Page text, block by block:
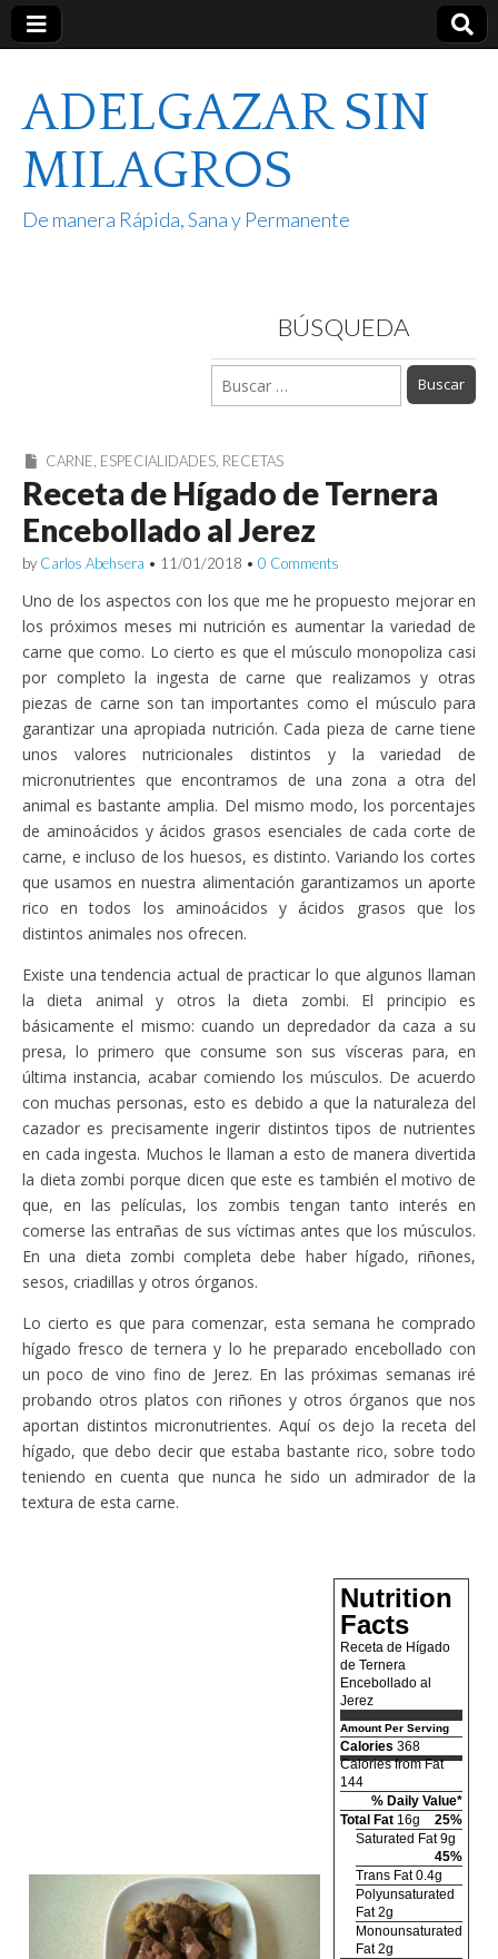
ADELGAZAR SIN
MILAGROS
De manera Rápida, Sana y Permanente
BÚSQUEDA
Buscar:
CARNE, ESPECIALIDADES, RECETAS
Receta de Hígado de Ternera
Encebollado al Jerez
by Carlos Abehsera • 11/01/2018 • 0 Comments
Uno de los aspectos con los que me he propuesto mejorar en
los próximos meses mi nutrición es aumentar la variedad de
carne que como. Lo cierto es que el músculo monopoliza casi
por completo la ingesta de carne que realizamos y otras
piezas de carne son tan importantes como el músculo para
garantizar una apropiada nutrición. Cada pieza de carne tiene
unos valores nutricionales distintos y la variedad de
micronutrientes que encontramos de una zona a otra del
animal es bastante amplia. Del mismo modo, los porcentajes
de aminoácidos y ácidos grasos esenciales de cada corte de
carne, e incluso de los huesos, es distinto. Variando los cortes
que usamos en nuestra alimentación garantizamos un aporte
rico en todos los aminoácidos y ácidos grasos que los
distintos animales nos ofrecen.
Existe una tendencia actual de practicar lo que algunos llaman
la dieta animal y otros la dieta zombi. El principio es
básicamente el mismo: cuando un depredador da caza a su
presa, lo primero que consume son sus vísceras para, en
última instancia, acabar comiendo los músculos. De acuerdo
con muchas personas, esto es debido a que la naturaleza del
cazador es precisamente ingerir distintos tipos de nutrientes
en cada ingesta. Muchos le llaman a esto de manera divertida
la dieta zombi porque dicen que este es también el motivo de
que, en las películas, los zombis tengan tanto interés en
comerse las entrañas de sus víctimas antes que los músculos.
En una dieta zombi completa debe haber hígado, riñones,
sesos, criadillas y otros órganos.
Lo cierto es que para comenzar, esta semana he comprado
hígado fresco de ternera y lo he preparado encebollado con
un poco de vino fino de Jerez. En las próximas semanas iré
probando otros platos con riñones y otros órganos que nos
aportan distintos micronutrientes. Aquí os dejo la receta del
hígado, que debo decir que estaba bastante rico, sobre todo
teniendo en cuenta que nunca he sido un admirador de la
textura de esta carne.
Nutrition
Facts
Receta de Hígado
de Ternera
Encebollado al
Jerez
Amount Per Serving
Calories 368
Calories from Fat
144
% Daily Value*
Total Fat 16g
25%
Saturated Fat 9g
45%
Trans Fat 0.4g
Polyunsaturated
Fat 2g
Monounsaturated
Fat 2g